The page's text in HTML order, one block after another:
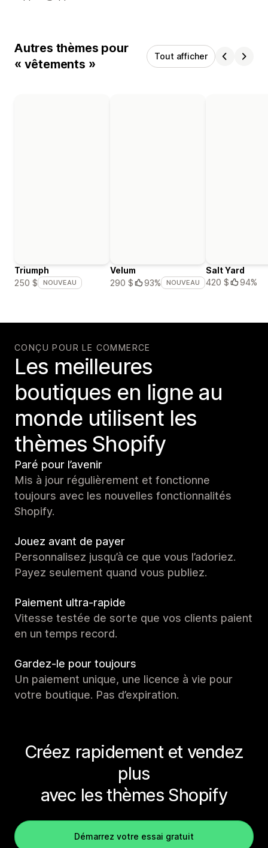
Autres thèmes pour
« vêtements »
Tout afficher
Triumph
250 $
NOUVEAU
Velum
290 $
93% NOUVEAU
Salt Yard
420 $
94%
CONÇU POUR LE COMMERCE
Les meilleures
boutiques en ligne au
monde utilisent les
thèmes Shopify
Paré pour l’avenir
Mis à jour régulièrement et fonctionne
toujours avec les nouvelles fonctionnalités
Shopify.
Jouez avant de payer
Personnalisez jusqu’à ce que vous l’adoriez.
Payez seulement quand vous publiez.
Paiement ultra-rapide
Vitesse testée de sorte que vos clients paient
en un temps record.
Gardez-le pour toujours
Un paiement unique, une licence à vie pour
votre boutique. Pas d’expiration.
Créez rapidement et vendez
plus
avec les thèmes Shopify
Démarrez votre essai gratuit